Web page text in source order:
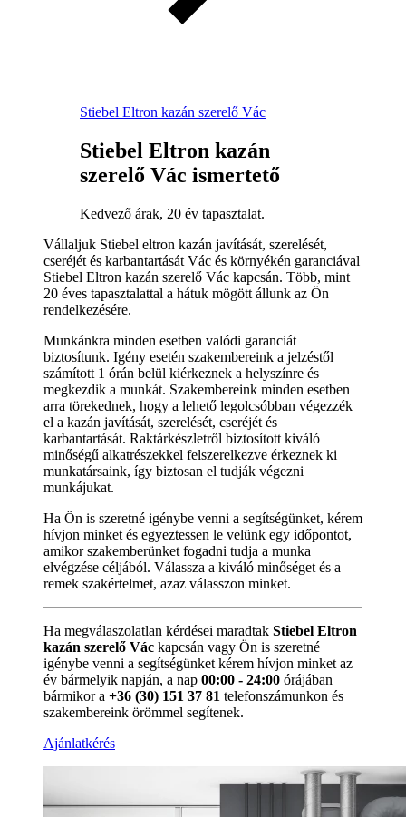
Stiebel Eltron kazán szerelő Vác
Stiebel Eltron kazán
szerelő Vác ismertető
Kedvező árak, 20 év tapasztalat.
Vállaljuk Stiebel eltron kazán javítását, szerelését,
cseréjét és karbantartását Vác és környékén garanciával
Stiebel Eltron kazán szerelő Vác kapcsán. Több, mint
20 éves tapasztalattal a hátuk mögött állunk az Ön
rendelkezésére.
Munkánkra minden esetben valódi garanciát
biztosítunk. Igény esetén szakembereink a jelzéstől
számított 1 órán belül kiérkeznek a helyszínre és
megkezdik a munkát. Szakembereink minden esetben
arra törekednek, hogy a lehető legolcsóbban végezzék
el a kazán javítását, szerelését, cseréjét és
karbantartását. Raktárkészletről biztosított kiváló
minőségű alkatrészekkel felszerelkezve érkeznek ki
munkatársaink, így biztosan el tudják végezni
munkájukat.
Ha Ön is szeretné igénybe venni a segítségünket, kérem
hívjon minket és egyeztessen le velünk egy időpontot,
amikor szakemberünket fogadni tudja a munka
elvégzése céljából. Válassza a kiváló minőséget és a
remek szakértelmet, azaz válasszon minket.
Ha megválaszolatlan kérdései maradtak Stiebel Eltron
kazán szerelő Vác kapcsán vagy Ön is szeretné
igénybe venni a segítségünket kérem hívjon minket az
év bármelyik napján, a nap 00:00 - 24:00 órájában
bármikor a +36 (30) 151 37 81 telefonszámunkon és
szakembereink örömmel segítenek.
Ajánlatkérés